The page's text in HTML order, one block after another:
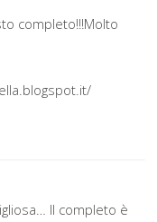
completo!!!Molto
Il completo è